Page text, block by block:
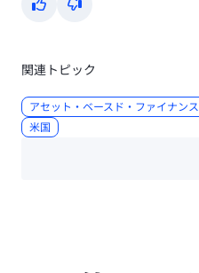
Yes No
関連トピック
アセット・ベースド・ファイナンス
米国